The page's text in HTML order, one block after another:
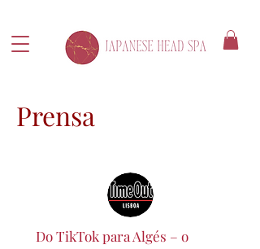
Prensa
Do TikTok para Algés – o